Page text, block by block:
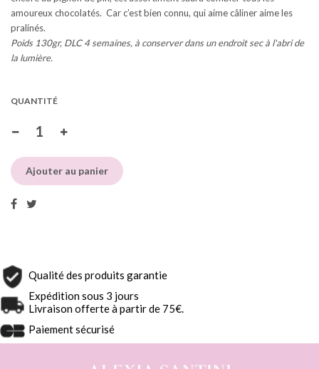
amoureux chocolatés. Car c’est bien connu, qui aime câliner aime les
pralinés.
Poids 130gr, DLC 4 semaines, à conserver dans un endroit sec à l'abri de
la lumière.
QUANTITÉ
Ajouter au panier
Qualité des produits garantie
Expédition sous 3 jours
Livraison offerte à partir de 75€.
Paiement sécurisé